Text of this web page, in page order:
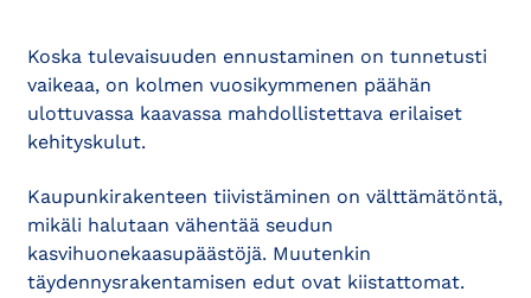
Koska tulevaisuuden ennustaminen on tunnetusti
vaikeaa, on kolmen vuosikymmenen päähän
ulottuvassa kaavassa mahdollistettava erilaiset
kehityskulut.
Kaupunkirakenteen tiivistäminen on välttämätöntä,
mikäli halutaan vähentää seudun
kasvihuonekaasupäästöjä. Muutenkin
täydennysrakentamisen edut ovat kiistattomat.